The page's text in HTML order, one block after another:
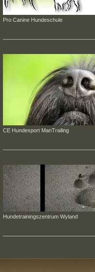
Pro Canine Hundeschule
CE Hundesport ManTrailing
Hundetrainingszentrum Wyland